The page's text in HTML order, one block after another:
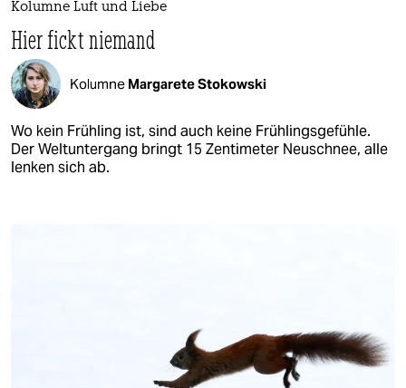
Kolumne Luft und Liebe
Hier fickt niemand
Kolumne Margarete Stokowski
Wo kein Frühling ist, sind auch keine Frühlingsgefühle.
Der Weltuntergang bringt 15 Zentimeter Neuschnee, alle
lenken sich ab.